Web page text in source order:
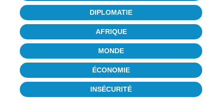
DIPLOMATIE
AFRIQUE
MONDE
ÉCONOMIE
INSÉCURITÉ